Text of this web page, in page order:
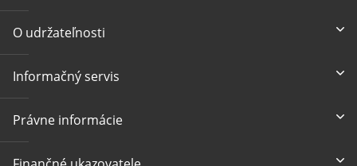
O udržateľnosti
Informačný servis
Právne informácie